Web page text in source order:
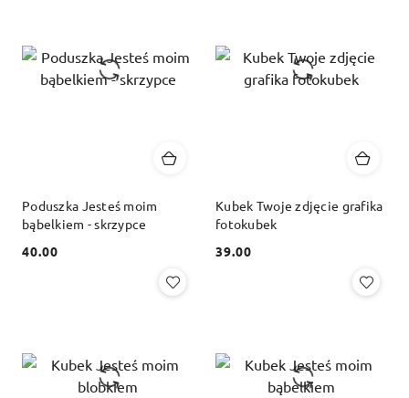
Poduszka Jesteś moim
bąbelkiem - skrzypce
Cena:
40.00
Kubek Twoje zdjęcie grafika
fotokubek
Cena:
39.00